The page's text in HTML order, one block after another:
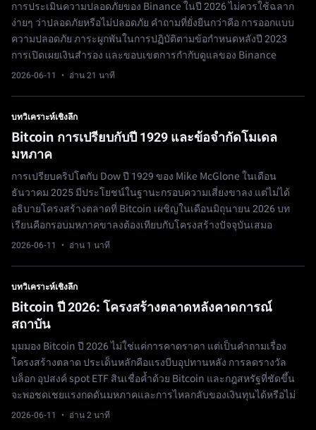
การประเมินความปลอดภัยของ Binance ในปี 2026 ไม่ควรใช้ฉลาก
ง่ายๆ ว่าปลอดภัยหรือไม่ปลอดภัย คำถามที่ยั่งยืนกว่าคือ การออกแบบ
ความปลอดภัย ภาระผูกพันในการปฏิบัติตามข้อกำหนดหลังปี 2023
การเปิดเผยเงินสำรอง และขอบเขตการกำกับดูแลของ Binance
2026-06-11 · อ่าน 21 นาที
บทวิเคราะห์เชิงลึก
Bitcoin การเปรียบกับปี 1929 และข้อจำกัดโมเดล
มหภาค
การเปรียบคริปโตกับ Dow ปี 1929 ของ Mike McGlone ในเดือน
ธันวาคม 2025 มีประโยชน์ในฐานะกรอบความเสี่ยงขาลง แต่ไม่ได้
อธิบายโครงสร้างตลาดที่ Bitcoin เผชิญในเดือนมิถุนายน 2026 บท
เรียนคือกรอบมหภาคขาลงต้องเทียบกับโครงสร้างปัจจุบันเสมอ
2026-06-11 · อ่าน 1 นาที
บทวิเคราะห์เชิงลึก
Bitcoin ปี 2026: โครงสร้างตลาดหลังคาดการณ์
สถาบัน
มุมมอง Bitcoin ปี 2026 ไม่ใช่แค่การคาดราคา แต่เป็นคำถามเรื่อง
โครงสร้างตลาด ประเด็นหลักคือแรงบีบอุปทานหลัง การลดรางวัล
บล็อก อุปสงค์ spot ETF สินเชื่อค้ำด้วย Bitcoin และกฎสหรัฐที่ชัดขึ้น
จะพอชดเชยแรงกดดันมหภาคและการไหลกลับของเงินทุนได้หรือไม่
2026-06-11 · อ่าน 2 นาที